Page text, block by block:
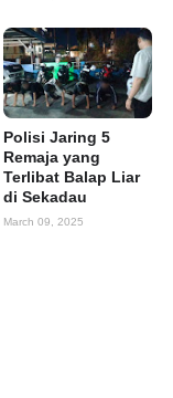
Polisi Jaring 5
Remaja yang
Terlibat Balap Liar
di Sekadau
March 09, 2025